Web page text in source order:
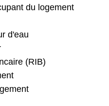
du logement
d'eau
(RIB)